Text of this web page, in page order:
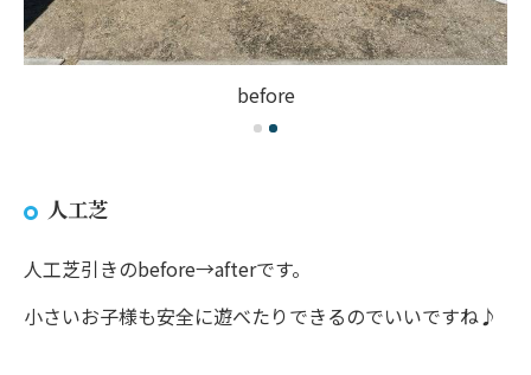
before
人工芝
人工芝引きのbefore→afterです。
小さいお子様も安全に遊べたりできるのでいいですね♪